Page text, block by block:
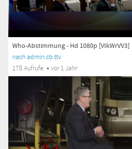
Who-Abstimmung - Hd 1080p [VIkWrVV3]
nach admin.cb.ttv
178 Aufrufe
vor 1 Jahr